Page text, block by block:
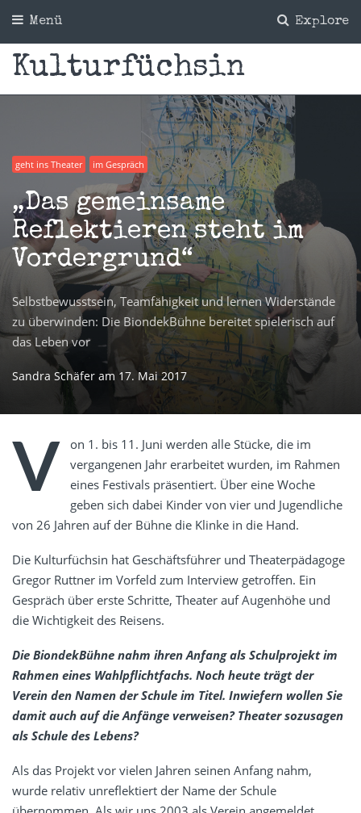
Explore
Menü
Kulturfüchsin
geht ins Theater im Gespräch
„Das gemeinsame
Reflektieren steht im
Vordergrund“
Selbstbewusstsein, Teamfähigkeit und lernen Widerstände
zu überwinden: Die BiondekBühne bereitet spielerisch auf
das Leben vor
Sandra Schäfer am 17. Mai 2017
V
on 1. bis 11. Juni werden alle Stücke, die im
vergangenen Jahr erarbeitet wurden, im Rahmen
eines Festivals präsentiert. Über eine Woche
geben sich dabei Kinder von vier und Jugendliche
von 26 Jahren auf der Bühne die Klinke in die Hand.
Die Kulturfüchsin hat Geschäftsführer und Theaterpädagoge
Gregor Ruttner im Vorfeld zum Interview getroffen. Ein
Gespräch über erste Schritte, Theater auf Augenhöhe und
die Wichtigkeit des Reisens.
Die BiondekBühne nahm ihren Anfang als Schulprojekt im
Rahmen eines Wahlpflichtfachs. Noch heute trägt der
Verein den Namen der Schule im Titel. Inwiefern wollen Sie
damit auch auf die Anfänge verweisen? Theater sozusagen
als Schule des Lebens?
Als das Projekt vor vielen Jahren seinen Anfang nahm,
wurde relativ unreflektiert der Name der Schule